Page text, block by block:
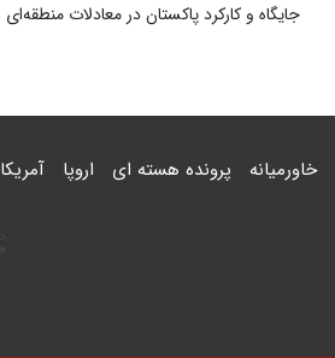
جایگاه و کارکرد پاکستان در معادلات منطقه‌ای
خاورمیانه پرونده هسته ای اروپا آمریکا